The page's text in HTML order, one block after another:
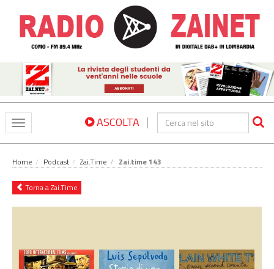
Toggle
navigation
ASCOLTA |
Home Podcast Zai.Time Zai.time 143
Torna a Zai.Time